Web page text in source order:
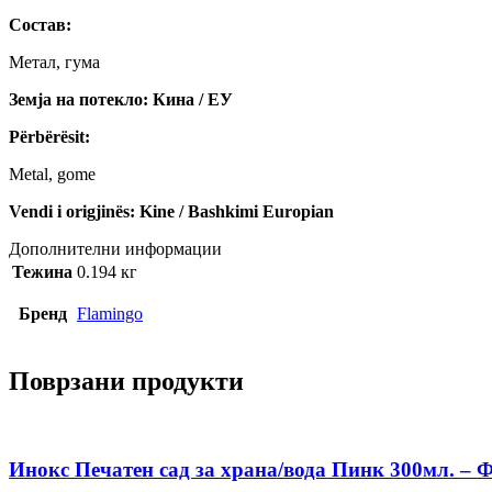
Состав:
Метал, гума
Земја на потекло: Кина / ЕУ
Përbërësit:
Metal, gome
Vendi i origjinës: Kine / Bashkimi Europian
Дополнителни информации
Тежина 0.194 кг
Бренд Flamingo
Поврзани продукти
Инокс Печатен сад за храна/вода Пинк 300мл. –